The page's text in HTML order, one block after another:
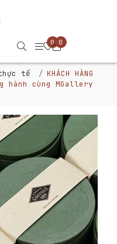
0 0
tế
KHÁCH HÀNG
hành cùng MGallery